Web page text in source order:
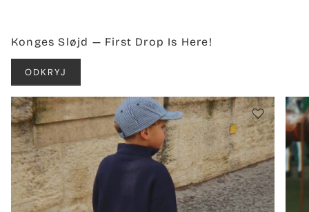
Konges Sløjd — First Drop Is Here!
ODKRYJ